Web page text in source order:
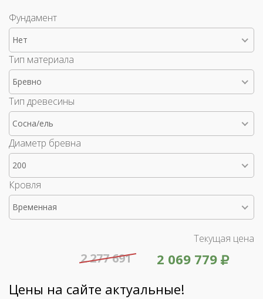
Фундамент
Нет
Тип материала
Бревно
Тип древесины
Сосна/ель
Диаметр бревна
200
Кровля
Временная
Текущая цена
2 069 779
2 277 691
Цены на сайте актуальные!